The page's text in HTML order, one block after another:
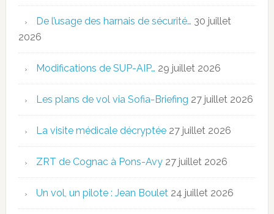
De l’usage des harnais de sécurité… 30 juillet
2026
Modifications de SUP-AIP… 29 juillet 2026
Les plans de vol via Sofia-Briefing 27 juillet 2026
La visite médicale décryptée 27 juillet 2026
ZRT de Cognac à Pons-Avy 27 juillet 2026
Un vol, un pilote : Jean Boulet 24 juillet 2026